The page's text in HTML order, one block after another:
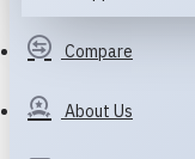
Compare
About Us